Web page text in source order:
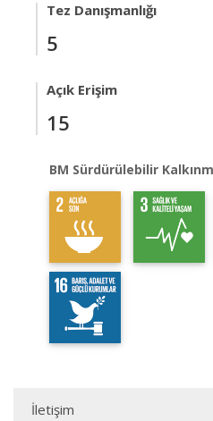
Tez Danışmanlığı
5
Açık Erişim
15
BM Sürdürülebilir
İletişim